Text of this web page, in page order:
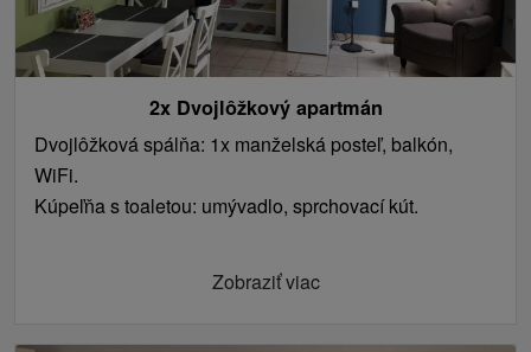
2x Dvojlôžkový apartmán
Dvojlôžková spálňa: 1x manželská posteľ, balkón,
WiFi.
Kúpeľňa s toaletou: umývadlo, sprchovací kút.
Zobraziť viac